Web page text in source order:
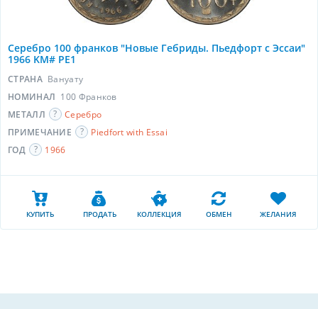
Серебро 100 франков "Новые Гебриды. Пьедфорт с Эссаи"
1966 KM# PE1
СТРАНА Вануату
НОМИНАЛ 100 Франков
МЕТАЛЛ
Серебро
ПРИМЕЧАНИЕ
Piedfort with Essai
ГОД
1966
КУПИТЬ ПРОДАТЬ КОЛЛЕКЦИЯ ОБМЕН ЖЕЛАНИЯ